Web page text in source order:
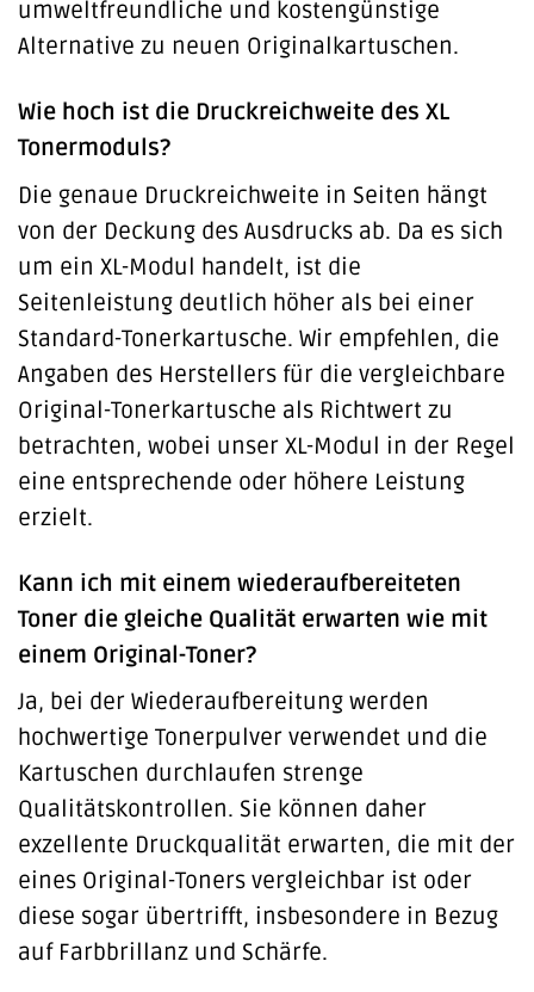
umweltfreundliche und kostengünstige
Alternative zu neuen Originalkartuschen.
Wie hoch ist die Druckreichweite des XL
Tonermoduls?
Die genaue Druckreichweite in Seiten hängt
von der Deckung des Ausdrucks ab. Da es sich
um ein XL-Modul handelt, ist die
Seitenleistung deutlich höher als bei einer
Standard-Tonerkartusche. Wir empfehlen, die
Angaben des Herstellers für die vergleichbare
Original-Tonerkartusche als Richtwert zu
betrachten, wobei unser XL-Modul in der Regel
eine entsprechende oder höhere Leistung
erzielt.
Kann ich mit einem wiederaufbereiteten
Toner die gleiche Qualität erwarten wie mit
einem Original-Toner?
Ja, bei der Wiederaufbereitung werden
hochwertige Tonerpulver verwendet und die
Kartuschen durchlaufen strenge
Qualitätskontrollen. Sie können daher
exzellente Druckqualität erwarten, die mit der
eines Original-Toners vergleichbar ist oder
diese sogar übertrifft, insbesondere in Bezug
auf Farbbrillanz und Schärfe.